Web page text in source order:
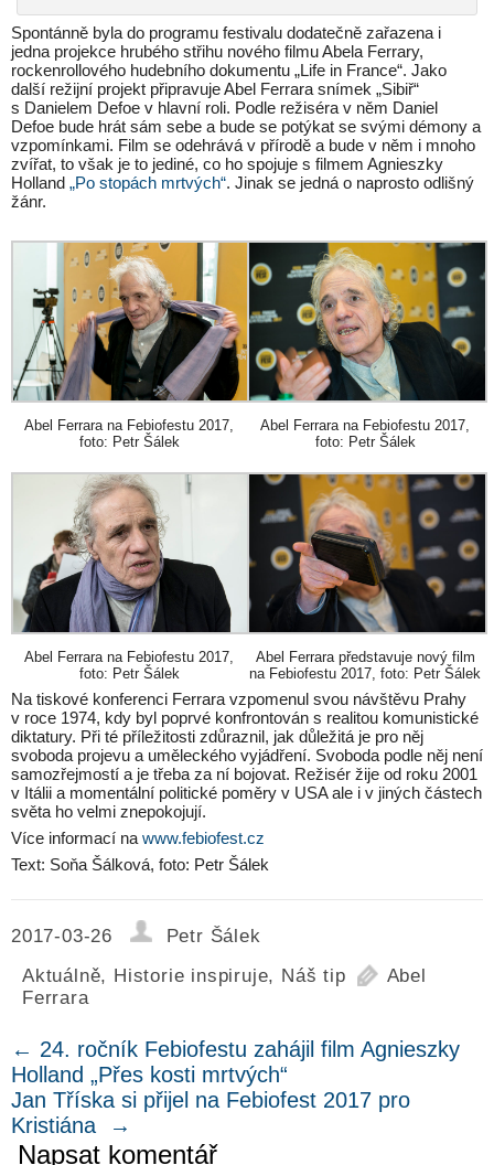
Spontánně byla do programu festivalu dodatečně zařazena i
jedna projekce hrubého střihu nového filmu Abela Ferrary,
rockenrollového hudebního dokumentu „Life in France“. Jako
další režijní projekt připravuje Abel Ferrara snímek „Sibiř“
s Danielem Defoe v hlavní roli. Podle režiséra v něm Daniel
Defoe bude hrát sám sebe a bude se potýkat se svými démony a
vzpomínkami. Film se odehrává v přírodě a bude v něm i mnoho
zvířat, to však je to jediné, co ho spojuje s filmem Agnieszky
Holland „Po stopách mrtvých“. Jinak se jedná o naprosto odlišný
žánr.
Abel Ferrara na Febiofestu 2017,
foto: Petr Šálek
Abel Ferrara na Febiofestu 2017,
foto: Petr Šálek
Abel Ferrara na Febiofestu 2017,
foto: Petr Šálek
Abel Ferrara představuje nový film
na Febiofestu 2017, foto: Petr Šálek
Na tiskové konferenci Ferrara vzpomenul svou návštěvu Prahy
v roce 1974, kdy byl poprvé konfrontován s realitou komunistické
diktatury. Při té příležitosti zdůraznil, jak důležitá je pro něj
svoboda projevu a uměleckého vyjádření. Svoboda podle něj není
samozřejmostí a je třeba za ní bojovat. Režisér žije od roku 2001
v Itálii a momentální politické poměry v USA ale i v jiných částech
světa ho velmi znepokojují.
Více informací na www.febiofest.cz
Text: Soňa Šálková, foto: Petr Šálek
2017-03-26
Petr Šálek
Aktuálně, Historie inspiruje, Náš tip
Abel
Ferrara
← 24. ročník Febiofestu zahájil film Agnieszky
Holland „Přes kosti mrtvých“
Jan Tříska si přijel na Febiofest 2017 pro
Kristiána
→
Napsat komentář